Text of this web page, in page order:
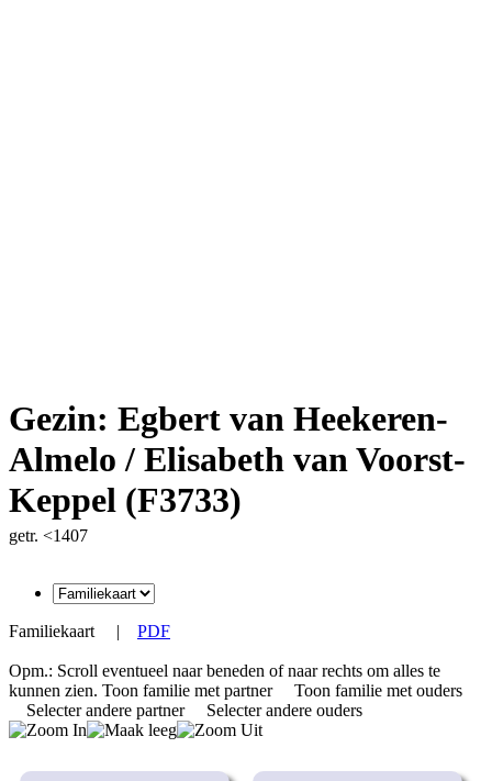
Gezin: Egbert van Heekeren-
Almelo / Elisabeth van Voorst-
Keppel (F3733)
getr. <1407
Familiekaart | PDF
Opm.: Scroll eventueel naar beneden of naar rechts om alles te
kunnen zien. Toon familie met partner
Toon familie met ouders
Selecter andere partner
Selecter andere ouders